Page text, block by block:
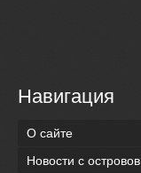
Навигация
О сайте
Новости с островов